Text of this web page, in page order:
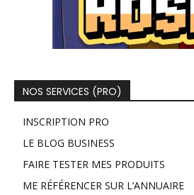
NOS SERVICES (PRO)
INSCRIPTION PRO
LE BLOG BUSINESS
FAIRE TESTER MES PRODUITS
ME RÉFÉRENCER SUR L’ANNUAIRE